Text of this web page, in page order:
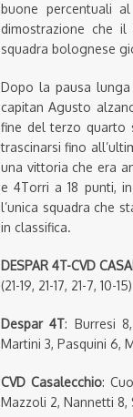
buone percentuali
dimostrazione che
squadra bolognese
Dopo la pausa
capitan Agusto
fine del terzo quarto
trascinarsi fino
una vittoria che era
e 4Torri a 18 punti,
l’unica squadra che
in classifica.
DESPAR 4T-CVD
(21-19, 21-17, 21-7, 10-15)
Despar 4T: Burresi
Martini 3, Pasquini 6,
CVD Casalecchio:
Mazzoli 2, Nannetti 8,